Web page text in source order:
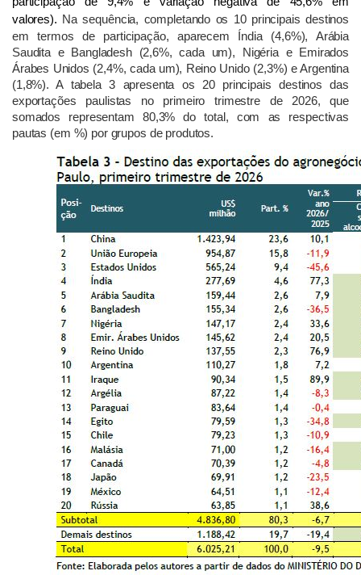
valores). Na sequência, completando os 10 principais destinos
em termos de participação, aparecem Índia (4,6%), Arábia
Saudita e Bangladesh (2,6%, cada um), Nigéria e Emirados
Árabes Unidos (2,4%, cada um), Reino Unido (2,3%) e Argentina
(1,8%). A tabela 3 apresenta os 20 principais destinos das
exportações paulistas no primeiro trimestre de 2026, que
somados representam 80,3% do total, com as respectivas
pautas (em %) por grupos de produtos.